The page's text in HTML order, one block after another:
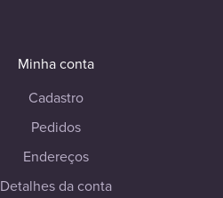
Minha conta
Cadastro
Pedidos
Endereços
Detalhes da conta